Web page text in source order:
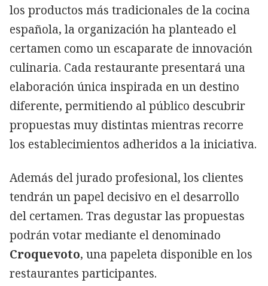
los productos más tradicionales de la cocina
española, la organización ha planteado el
certamen como un escaparate de innovación
culinaria. Cada restaurante presentará una
elaboración única inspirada en un destino
diferente, permitiendo al público descubrir
propuestas muy distintas mientras recorre
los establecimientos adheridos a la iniciativa.
Además del jurado profesional, los clientes
tendrán un papel decisivo en el desarrollo
del certamen. Tras degustar las propuestas
podrán votar mediante el denominado
Croquevoto, una papeleta disponible en los
restaurantes participantes.